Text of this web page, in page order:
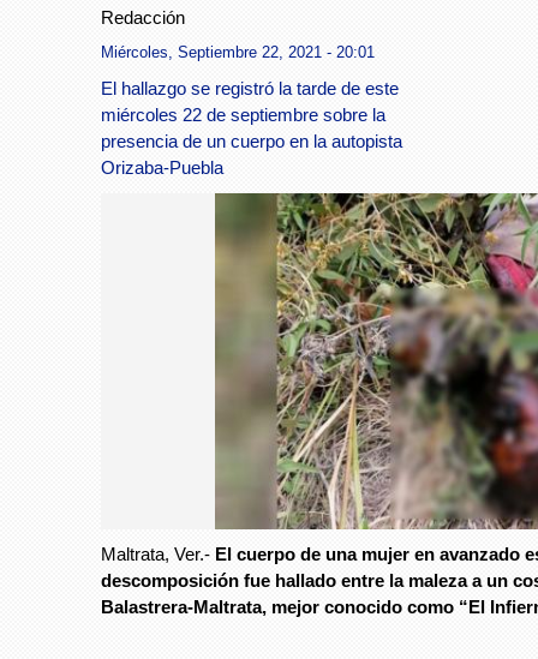
Redacción
Miércoles, Septiembre 22, 2021 - 20:01
El hallazgo se registró la tarde de este
miércoles 22 de septiembre sobre la
presencia de un cuerpo en la autopista
Orizaba-Puebla
Maltrata, Ver.- El cuerpo de una mujer en avanzado
descomposición fue hallado entre la maleza a un
Balastrera-Maltrata, mejor conocido como “El